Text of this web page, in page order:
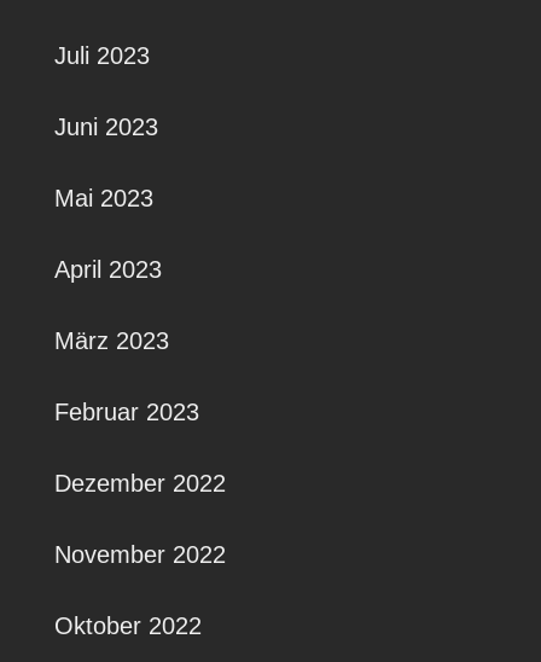
Juli 2023
Juni 2023
Mai 2023
April 2023
März 2023
Februar 2023
Dezember 2022
November 2022
Oktober 2022